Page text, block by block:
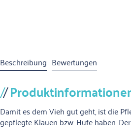
Beschreibung Bewertungen
Damit es dem Vieh gut geht, ist die
gepflegte Klauen bzw. Hufe haben.